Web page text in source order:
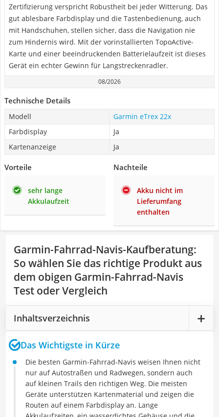
Zertifizierung verspricht Robustheit bei jeder Witterung. Das
gut ablesbare Farbdisplay und die Tastenbedienung, auch
mit Handschuhen, stellen sicher, dass die Navigation nie
zum Hindernis wird. Mit der vorinstallierten TopoActive-
Karte und einer beeindruckenden Batterielaufzeit ist dieses
Gerät ein echter Gewinn für Langstreckenradler.
08/2026
Technische Details
Modell
Garmin eTrex 22x
Farbdisplay
Ja
Kartenanzeige
Ja
Vorteile
sehr lange
Akkulaufzeit
Nachteile
Akku nicht im
Lieferumfang
enthalten
Garmin-Fahrrad-Navis-Kaufberatung:
So wählen Sie das richtige Produkt aus
dem obigen Garmin-Fahrrad-Navis
Test oder Vergleich
Inhaltsverzeichnis
Das Wichtigste in Kürze
Die besten Garmin-Fahrrad-Navis weisen Ihnen nicht
nur auf Autostraßen und Radwegen, sondern auch
auf kleinen Trails den richtigen Weg. Die meisten
Geräte unterstützen Kartenmaterial und zeigen die
Routen auf einem Farbdisplay an. Lange